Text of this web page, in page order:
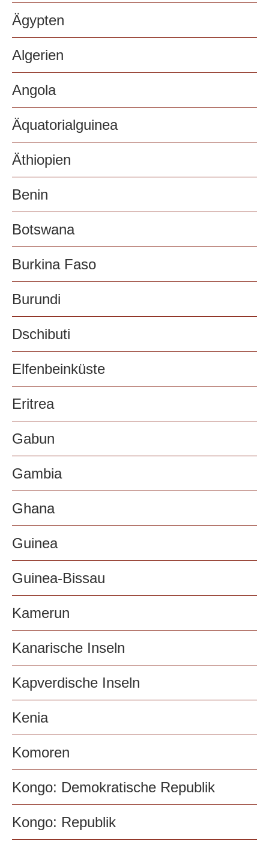
Ägypten
Algerien
Angola
Äquatorialguinea
Äthiopien
Benin
Botswana
Burkina Faso
Burundi
Dschibuti
Elfenbeinküste
Eritrea
Gabun
Gambia
Ghana
Guinea
Guinea-Bissau
Kamerun
Kanarische Inseln
Kapverdische Inseln
Kenia
Komoren
Kongo: Demokratische Republik
Kongo: Republik